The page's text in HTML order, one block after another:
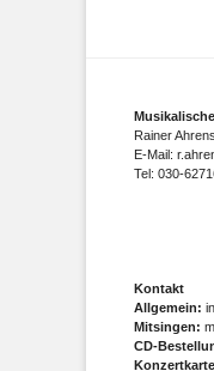
Rainer Ahrens
E-Mail:
Tel: 030-
Kontakt
Allgemein:
Mitsingen:
CD-